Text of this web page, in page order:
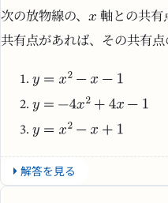
次の放物線の、 軸との共有
共有点があれば、その共有点
解答を見る